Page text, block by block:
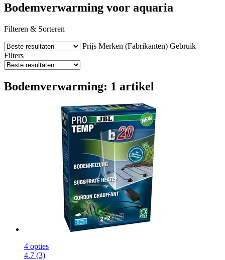
Bodemverwarming voor aquaria
Filteren & Sorteren
Prijs Merken (Fabrikanten) Gebruik
Filters
Bodemverwarming: 1 artikel
4 opties
4.7 (3)